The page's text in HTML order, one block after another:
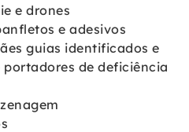
e drones
e adesivos
guias identificados e
de deficiência